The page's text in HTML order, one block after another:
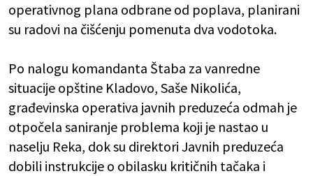
operativnog plana odbrane od poplava, planirani
su radovi na čišćenju pomenuta dva vodotoka.
Po nalogu komandanta Štaba za vanredne
situacije opštine Kladovo, Saše Nikolića,
građevinska operativa javnih preduzeća odmah je
otpočela saniranje problema koji je nastao u
naselju Reka, dok su direktori Javnih preduzeća
dobili instrukcije o obilasku kritičnih tačaka i